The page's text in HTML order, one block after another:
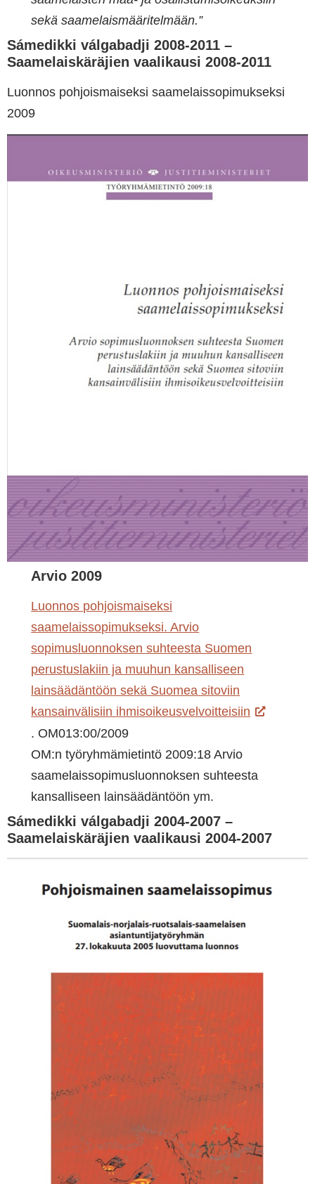
sekä saamelaismääritelmään.”
Sámedikki válgabadji 2008-2011 –
Saamelaiskäräjien vaalikausi 2008-2011
Luonnos pohjoismaiseksi saamelaissopimukseksi
2009
Arvio 2009
Luonnos pohjoismaiseksi
saamelaissopimukseksi. Arvio
sopimusluonnoksen suhteesta Suomen
perustuslakiin ja muuhun kansalliseen
lainsäädäntöön sekä Suomea sitoviin
kansainvälisiin ihmisoikeusvelvoitteisiin
. OM013:00/2009
OM:n työryhmämietintö 2009:18 Arvio
saamelaissopimusluonnoksen suhteesta
kansalliseen lainsäädäntöön ym.
Sámedikki válgabadji 2004-2007 –
Saamelaiskäräjien vaalikausi 2004-2007